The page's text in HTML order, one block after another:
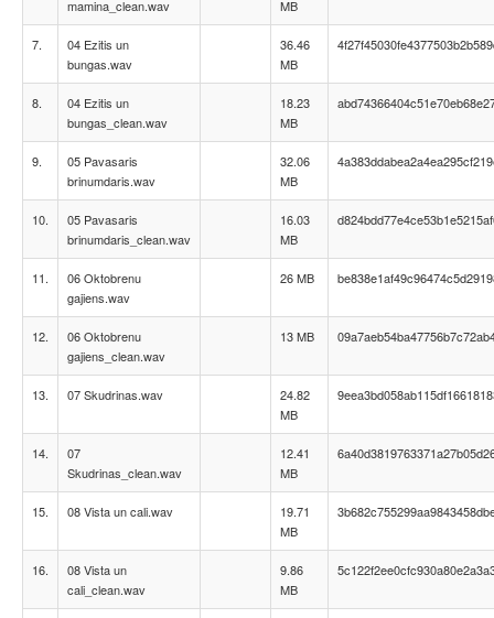
mamina_clean.wav
MB
7.
04 Ezitis un
bungas.wav
36.46
MB
8.
04 Ezitis un
bungas_clean.wav
18.23
MB
9.
05 Pavasaris
brinumdaris.wav
32.06
MB
10.
05 Pavasaris
brinumdaris_clean.wav
16.03
MB
11.
06 Oktobrenu
gajiens.wav
26 MB
12.
06 Oktobrenu
gajiens_clean.wav
13 MB
13. 07 Skudrinas.wav
24.82
MB
14.
07
Skudrinas_clean.wav
12.41
MB
15. 08 Vista un cali.wav
19.71
MB
16.
08 Vista un
cali_clean.wav
9.86
MB